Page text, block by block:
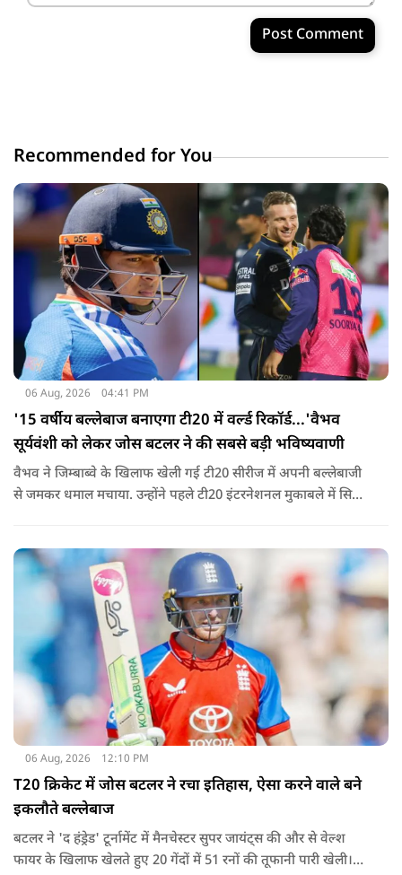
Post Comment
Recommended for You
06 Aug, 2026 04:41 PM
'15 वर्षीय बल्लेबाज बनाएगा टी20 में वर्ल्ड रिकॉर्ड...'वैभव
सूर्यवंशी को लेकर जोस बटलर ने की सबसे बड़ी भविष्यवाणी
वैभव ने जिम्बाब्वे के खिलाफ खेली गई टी20 सीरीज में अपनी बल्लेबाजी
से जमकर धमाल मचाया. उन्होंने पहले टी20 इंटरनेशनल मुकाबले में सिर्फ
06 Aug, 2026 12:10 PM
T20 क्रिकेट में जोस बटलर ने रचा इतिहास, ऐसा करने वाले बने
इकलौते बल्लेबाज
बटलर ने 'द हंड्रेड' टूर्नामेंट में मैनचेस्टर सुपर जायंट्स की और से वेल्श
फायर के खिलाफ खेलते हुए 20 गेंदों में 51 रनों की तूफानी पारी खेली।